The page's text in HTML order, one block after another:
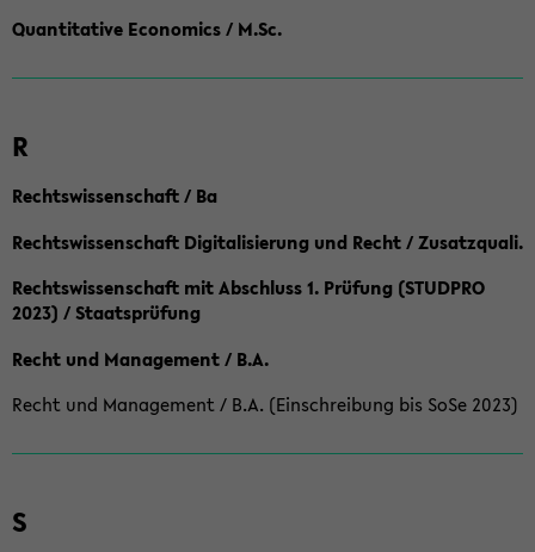
Quantitative Economics / M.Sc.
R
Rechtswissenschaft / Ba
Rechtswissenschaft Digitalisierung und Recht / Zusatzquali.
Rechtswissenschaft mit Abschluss 1. Prüfung (STUDPRO
2023) / Staatsprüfung
Recht und Management / B.A.
Recht und Management / B.A. (Einschreibung bis SoSe 2023)
S